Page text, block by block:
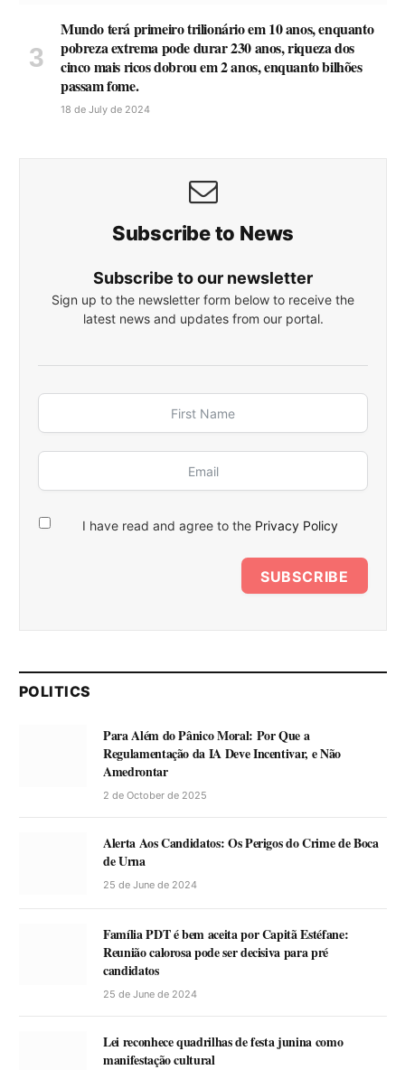
Mundo terá primeiro trilionário em 10 anos, enquanto
pobreza extrema pode durar 230 anos, riqueza dos
cinco mais ricos dobrou em 2 anos, enquanto bilhões
passam fome.
18 de July de 2024
Subscribe to News
Subscribe to our newsletter
Sign up to the newsletter form below to receive the
latest news and updates from our portal.
I have read and agree to the Privacy Policy
SUBSCRIBE
POLITICS
Para Além do Pânico Moral: Por Que a
Regulamentação da IA Deve Incentivar, e Não
Amedrontar
2 de October de 2025
Alerta Aos Candidatos: Os Perigos do Crime de Boca
de Urna
25 de June de 2024
Família PDT é bem aceita por Capitã Estéfane:
Reunião calorosa pode ser decisiva para pré
candidatos
25 de June de 2024
Lei reconhece quadrilhas de festa junina como
manifestação cultural